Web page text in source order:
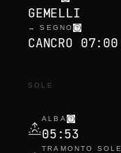
GEMELLI
→ SEGNO
CANCRO 07:00
SOLE
ALBA
05:53
TRAMONTO SOLE